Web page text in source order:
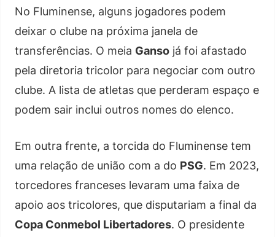
No Fluminense, alguns jogadores podem
deixar o clube na próxima janela de
transferências. O meia Ganso já foi afastado
pela diretoria tricolor para negociar com outro
clube. A lista de atletas que perderam espaço e
podem sair inclui outros nomes do elenco.
Em outra frente, a torcida do Fluminense tem
uma relação de união com a do PSG. Em 2023,
torcedores franceses levaram uma faixa de
apoio aos tricolores, que disputariam a final da
Copa Conmebol Libertadores. O presidente